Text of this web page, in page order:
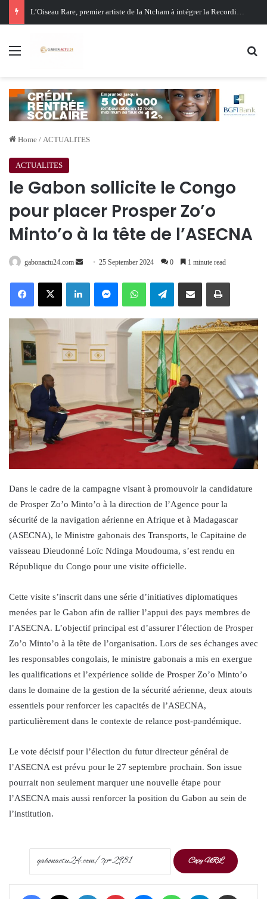
Oligui Nguema au Ghana : Libreville mise sur Accra pour renforcer sa stratégie diplomatique et économique
Menu
Home / ACTUALITES
ACTUALITES
le Gabon sollicite le Congo
pour placer Prosper Zo’o
Minto’o à la tête de l’ASECNA
gabonactu24.com
Send 25 September 2024 0 1 minute read
FacebookX LinkedInMessengerWhatsAppTelegramShare via Email Print
Dans le cadre de la campagne visant à promouvoir la candidature
de Prosper Zo’o Minto’o à la direction de l’Agence pour la
sécurité de la navigation aérienne en Afrique et à Madagascar
(ASECNA), le Ministre gabonais des Transports, le Capitaine de
vaisseau Dieudonné Loïc Ndinga Moudouma, s’est rendu en
République du Congo pour une visite officielle.
Cette visite s’inscrit dans une série d’initiatives diplomatiques
menées par le Gabon afin de rallier l’appui des pays membres de
l’ASECNA. L’objectif principal est d’assurer l’élection de Prosper
Zo’o Minto’o à la tête de l’organisation. Lors de ses échanges avec
les responsables congolais, le ministre gabonais a mis en exergue
les qualifications et l’expérience solide de Prosper Zo’o Minto’o
dans le domaine de la gestion de la sécurité aérienne, deux atouts
essentiels pour renforcer les capacités de l’ASECNA,
particulièrement dans le contexte de relance post-pandémique.
Le vote décisif pour l’élection du futur directeur général de
l’ASECNA est prévu pour le 27 septembre prochain. Son issue
pourrait non seulement marquer une nouvelle étape pour
l’ASECNA mais aussi renforcer la position du Gabon au sein de
l’institution.
Copy URL
Facebook LinkedIn Pinterest Messenger WhatsApp Telegram